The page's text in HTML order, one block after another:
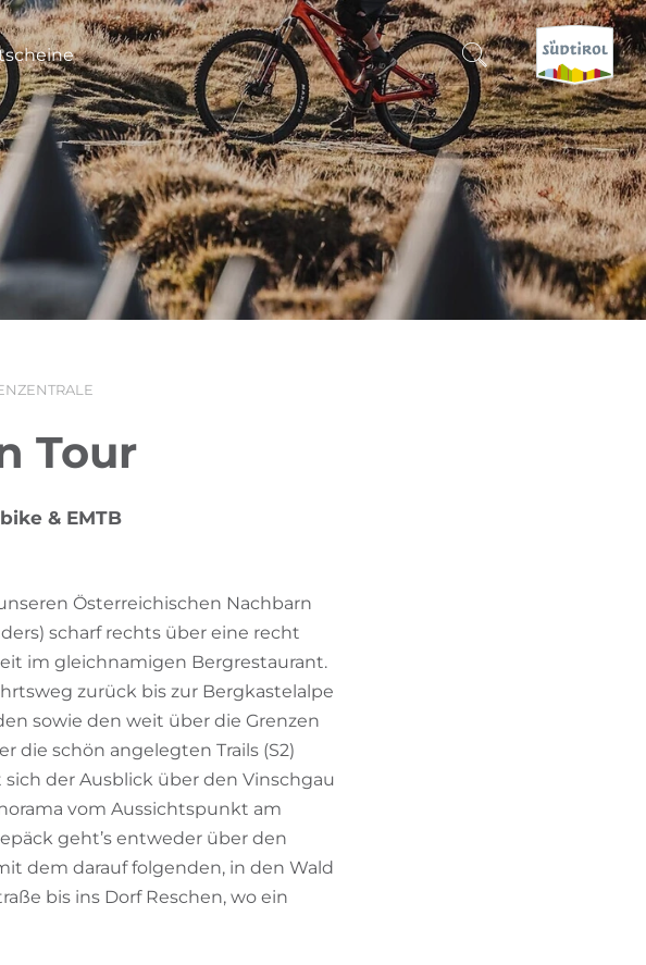
SUCHEN & BUCHEN
ENTDECKE SÜDTIROL
WANN?
Tour
& EMTB
Österreichischen Nachbarn
scharf rechts über eine recht
im gleichnamigen Bergrestaurant.
zurück bis zur Bergkastelalpe
sowie den weit über die Grenzen
die schön angelegten Trails (S2)
der Ausblick über den Vinschgau
vom Aussichtspunkt am
geht’s entweder über den
dem darauf folgenden, in den Wald
bis ins Dorf Reschen, wo ein